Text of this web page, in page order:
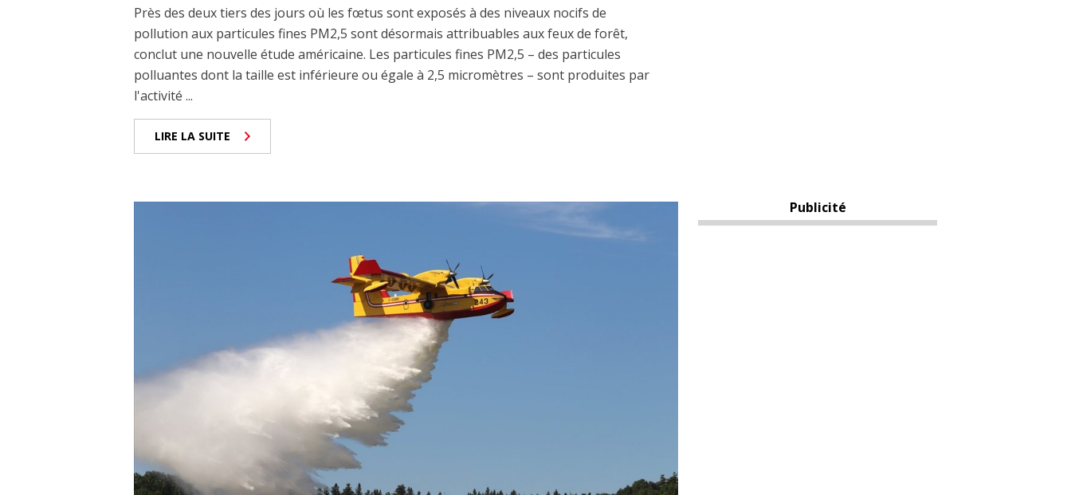
Près des deux tiers des jours où les fœtus sont exposés à des niveaux nocifs de
pollution aux particules fines PM2,5 sont désormais attribuables aux feux de forêt,
conclut une nouvelle étude américaine. Les particules fines PM2,5 – des particules
polluantes dont la taille est inférieure ou égale à 2,5 micromètres – sont produites par
l'activité ...
LIRE LA SUITE
Publicité